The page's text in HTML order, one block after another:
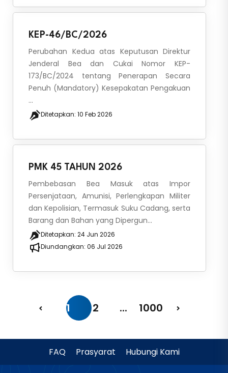
KEP-46/BC/2026
Perubahan Kedua atas Keputusan Direktur
Jenderal Bea dan Cukai Nomor KEP-
173/BC/2024 tentang Penerapan Secara
Penuh (Mandatory) Kesepakatan Pengakuan
...
Ditetapkan: 10 Feb 2026
PMK 45 TAHUN 2026
Pembebasan Bea Masuk atas Impor
Persenjataan, Amunisi, Perlengkapan Militer
dan Kepolisian, Termasuk Suku Cadang, serta
Barang dan Bahan yang Dipergun...
Ditetapkan: 24 Jun 2026
Diundangkan: 06 Jul 2026
1 2 ... 1000
FAQ Prasyarat Hubungi Kami